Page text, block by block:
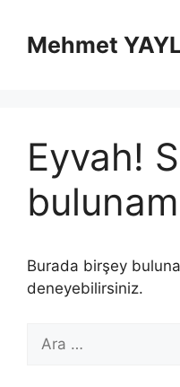
Mehmet
Eyvah!
Burada birşey
deneyebilirsiniz.
ara